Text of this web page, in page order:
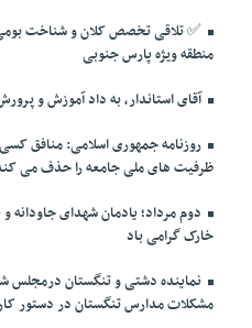
✅️ تلاقی تخصص کلان و شناخت
منطقه ویژه پارس جنوبی
آقای استاندار، به داد آموزش و
روزنامه جمهوری اسلامی: منافق
ظرفیت های ملی جامعه را حذف می
دوم مرداد؛ یادمان شهدای جاودانه
خارک گرامی باد
نماینده دشتی و تنگستان درمجلس
مشکلات مدارس تنگستان در دستور کار